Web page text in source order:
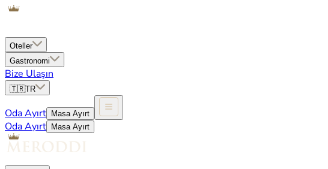
Oteller
Gastronomi
Bize Ulaşın
🇹🇷TR
Oda Ayırt Masa Ayırt
Oda Ayırt Masa Ayırt